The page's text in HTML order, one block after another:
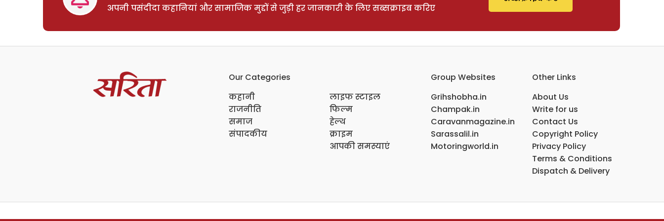
अपनी पसंदीदा कहानियां और सामाजिक मुद्दों से जुड़ी हर जानकारी के लिए सब्सक्राइब करिए
Our Categories
कहानी
राजनीति
समाज
संपादकीय
लाइफ स्टाइल
फिल्म
हेल्थ
क्राइम
आपकी समस्याएं
Group Websites
Grihshobha.in
Champak.in
Caravanmagazine.in
Sarassalil.in
Motoringworld.in
Other Links
About Us
Write for us
Contact Us
Copyright Policy
Privacy Policy
Terms & Conditions
Dispatch & Delivery